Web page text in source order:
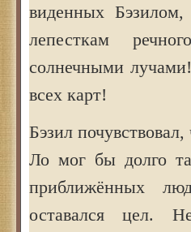
виденных
лепесткам
солнечными
всех карт!
Бэзил
Ло мог бы долго
приближённых
оставался цел.